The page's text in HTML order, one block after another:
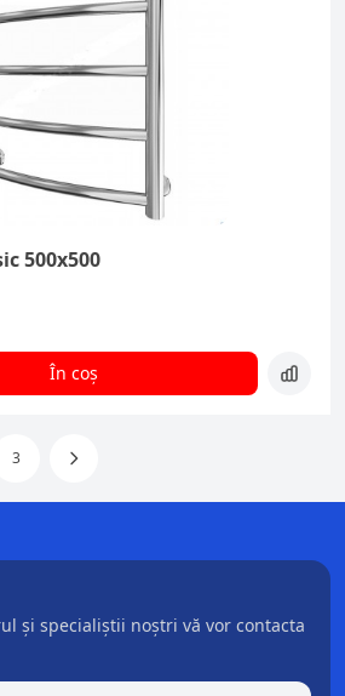
500x500
În coș
3
și specialiștii noștri vă vor contacta